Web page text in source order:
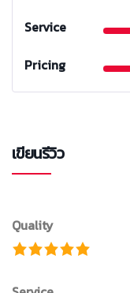
Service
Pricing
เขียนรีวิว
Quality